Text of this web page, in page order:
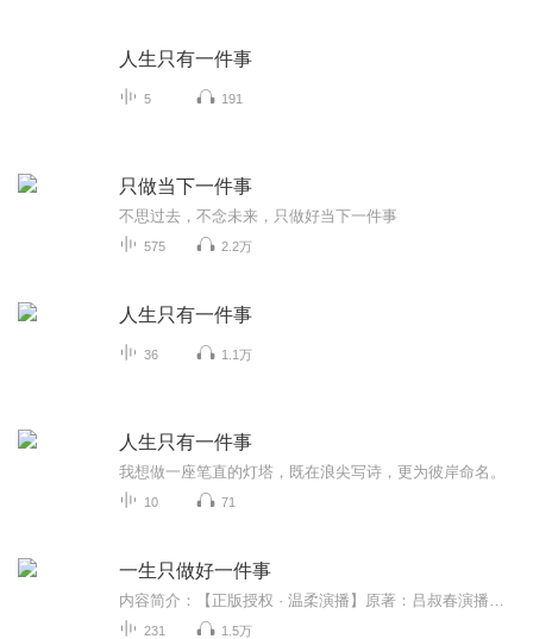
人生只有一件事
5 191
只做当下一件事
不思过去，不念未来，只做好当下一件事
575 2.2万
人生只有一件事
36 1.1万
人生只有一件事
我想做一座笔直的灯塔，既在浪尖写诗，更为彼岸命名。
10 71
一生只做好一件事
231 1.5万